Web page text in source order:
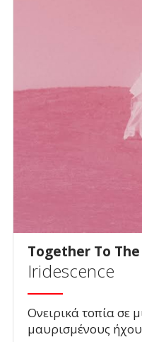
Together To
Iridescence
Ονειρικά τοπία σε
μαυρισμένους